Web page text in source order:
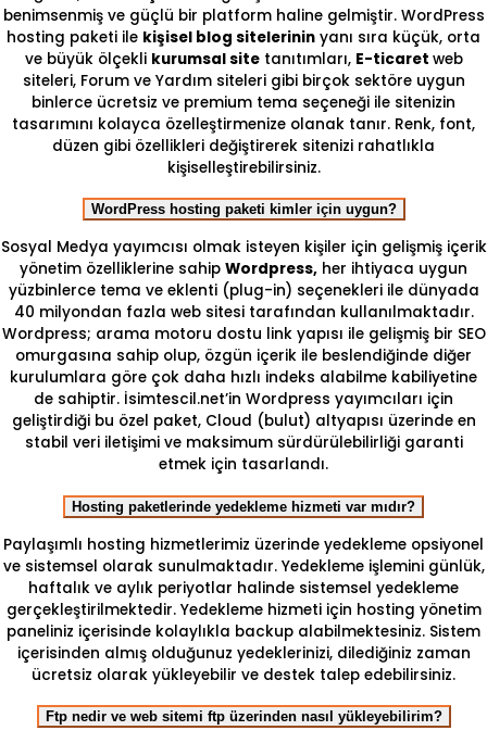
benimsenmiş ve güçlü bir platform haline gelmiştir. WordPress
hosting paketi ile kişisel blog sitelerinin yanı sıra küçük, orta
ve büyük ölçekli kurumsal sitetanıtımları, E-ticaret web
siteleri, Forum ve Yardım siteleri gibi birçok sektöre uygun
binlerce ücretsiz ve premium tema seçeneği ile sitenizin
tasarımını kolayca özelleştirmenize olanak tanır. Renk, font,
düzen gibi özellikleri değiştirerek sitenizi rahatlıkla
kişiselleştirebilirsiniz.
WordPress hosting paketi kimler için uygun?
Sosyal Medya yayımcısı olmak isteyen kişiler için gelişmiş içerik
yönetim özelliklerine sahip Wordpress, her ihtiyaca uygun
yüzbinlerce tema ve eklenti (plug-in) seçenekleri ile dünyada
40 milyondan fazla web sitesi tarafından kullanılmaktadır.
Wordpress; arama motoru dostu link yapısı ile gelişmiş bir SEO
omurgasına sahip olup, özgün içerik ile beslendiğinde diğer
kurulumlara göre çok daha hızlı indeks alabilme kabiliyetine
de sahiptir. İsimtescil.net’in Wordpress yayımcıları için
geliştirdiği bu özel paket, Cloud (bulut) altyapısı üzerinde en
stabil veri iletişimi ve maksimum sürdürülebilirliği garanti
etmek için tasarlandı.
Hosting paketlerinde yedekleme hizmeti var mıdır?
Paylaşımlı hosting hizmetlerimiz üzerinde yedekleme opsiyonel
ve sistemsel olarak sunulmaktadır. Yedekleme işlemini günlük,
haftalık ve aylık periyotlar halinde sistemsel yedekleme
gerçekleştirilmektedir. Yedekleme hizmeti için hosting yönetim
paneliniz içerisinde kolaylıkla backup alabilmektesiniz. Sistem
içerisinden almış olduğunuz yedeklerinizi, dilediğiniz zaman
ücretsiz olarak yükleyebilir ve destek talep edebilirsiniz.
Ftp nedir ve web sitemi ftp üzerinden nasıl yükleyebilirim?